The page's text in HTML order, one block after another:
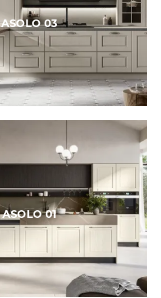
ASOLO 03
ASOLO 01